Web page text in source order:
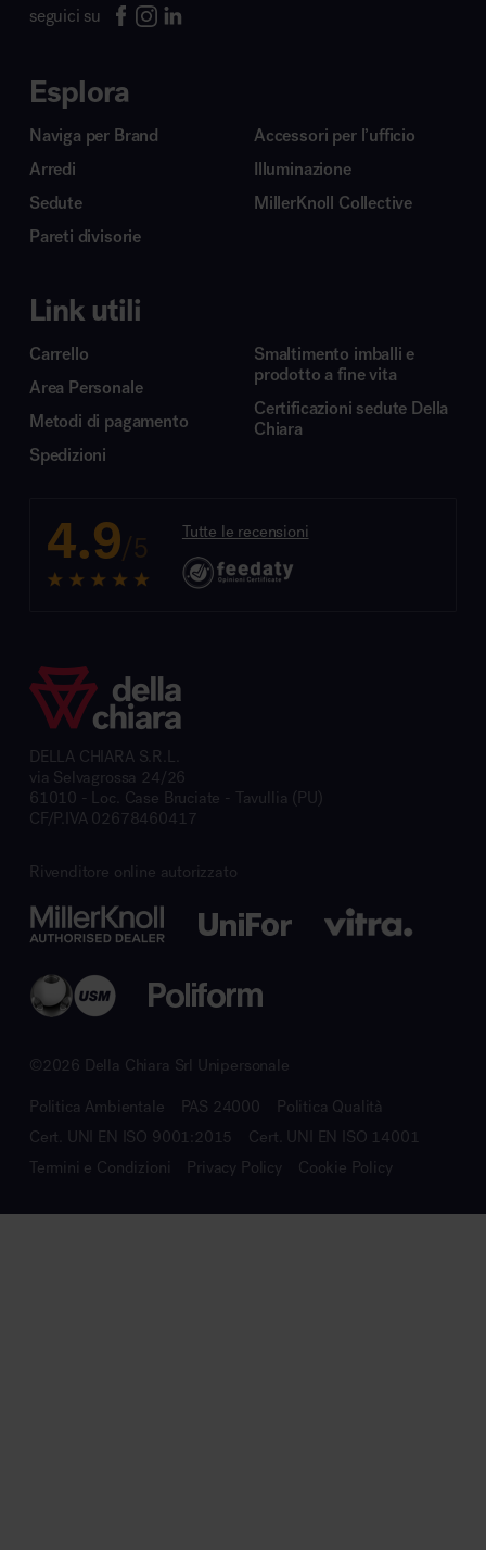
seguici su
Esplora
Naviga per Brand
Arredi
Sedute
Pareti divisorie
Accessori per l’ufficio
Illuminazione
MillerKnoll Collective
Link utili
Carrello
Area Personale
Metodi di pagamento
Spedizioni
Smaltimento imballi e
prodotto a fine vita
Certificazioni sedute Della
Chiara
4.9/5 Tutte le recensioni
DELLA CHIARA S.R.L.
via Selvagrossa 24/26
61010 - Loc. Case Bruciate - Tavullia (PU)
CF/P.IVA 02678460417
Rivenditore online autorizzato
©2026 Della Chiara Srl Unipersonale
Politica Ambientale PAS 24000
Politica Qualità
Cert. UNI EN ISO 9001:2015
Cert. UNI EN ISO 14001
Termini e Condizioni
Privacy Policy Cookie Policy